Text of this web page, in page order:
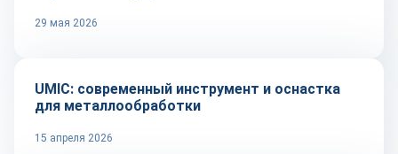
29 мая 2026
Оборудование и инструмент
UMIC: современный инструмент и оснастка
для металлообработки
15 апреля 2026
Оборудование и инструмент